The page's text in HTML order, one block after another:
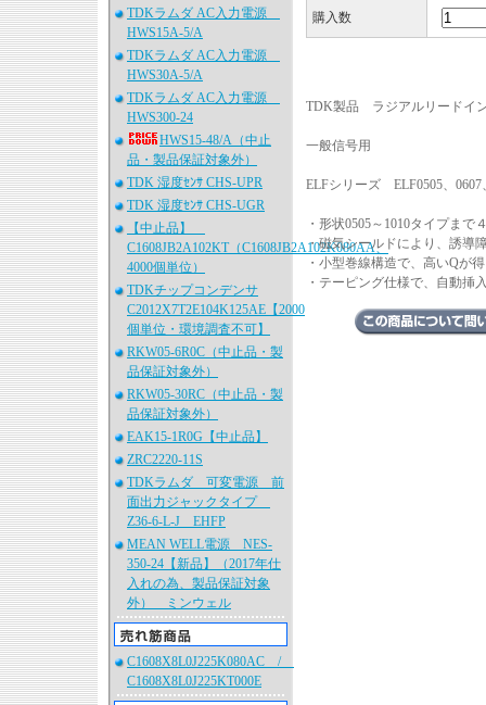
TDKラムダ AC入力電源
HWS15A-5/A
TDKラムダ AC入力電源
HWS30A-5/A
TDKラムダ AC入力電源
HWS300-24
HWS15-48/A（中止
品・製品保証対象外）
TDK 湿度ｾﾝｻ CHS-UPR
TDK 湿度ｾﾝｻ CHS-UGR
【中止品】
C1608JB2A102KT（C1608JB2A102K080AA、
4000個単位）
TDKチップコンデンサ
C2012X7T2E104K125AE【2000
個単位・環境調査不可】
RKW05-6R0C（中止品・製
品保証対象外）
RKW05-30RC（中止品・製
品保証対象外）
EAK15-1R0G【中止品】
ZRC2220-11S
TDKラムダ 可変電源 前
面出力ジャックタイプ
Z36-6-L-J EHFP
MEAN WELL電源 NES-
350-24【新品】（2017年仕
入れの為、製品保証対象
外） ミンウェル
C1608X8L0J225K080AC /
C1608X8L0J225KT000E
購入数
TDK製品 ラジアルリードイ
一般信号用
ELFシリーズ ELF0505、0607
・形状0505～1010タイプま
・磁気シールドにより、誘導
・小型巻線構造で、高いQが
・テーピング仕様で、自動挿